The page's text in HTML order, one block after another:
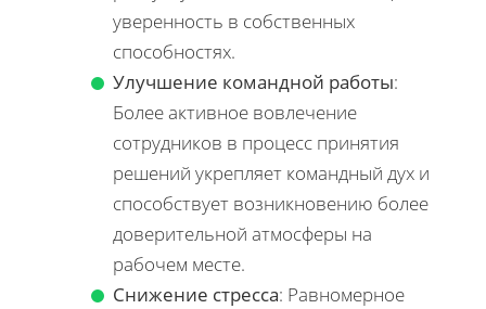
уверенность в собственных
способностях.
Улучшение командной работы:
Более активное вовлечение
сотрудников в процесс принятия
решений укрепляет командный дух и
способствует возникновению более
доверительной атмосферы на
рабочем месте.
Снижение стресса: Равномерное